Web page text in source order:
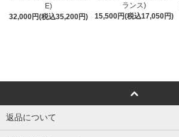
E)
32,000円(税込35,200円)
ランス)
15,500円(税込17,050円)
返品について